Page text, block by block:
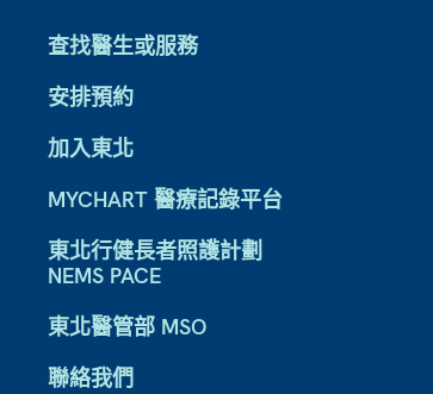
查找醫生或服務
安排預約
加入東北
MYCHART 醫療記錄平台
東北行健長者照護計劃
NEMS PACE
東北醫管部 MSO
聯絡我們